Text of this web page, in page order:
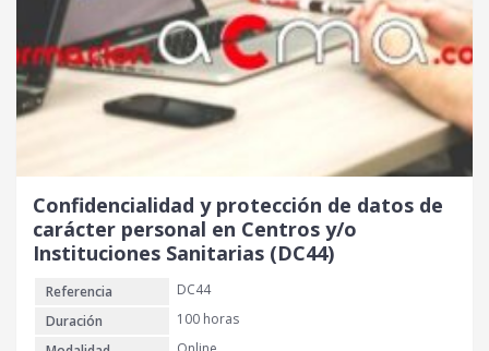
Confidencialidad y protección de datos de
carácter personal en Centros y/o
Instituciones Sanitarias (DC44)
Referencia
DC44
Duración
100 horas